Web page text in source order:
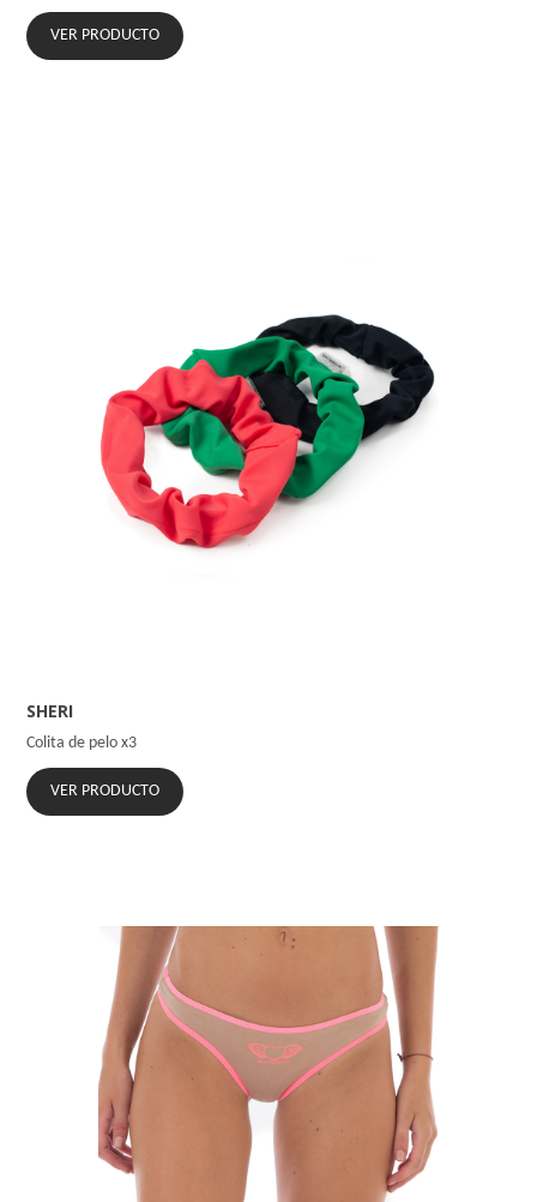
VER PRODUCTO
SHERI
Colita de pelo x3
VER PRODUCTO